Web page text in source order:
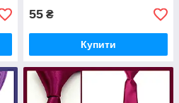
55 ₴
Купити